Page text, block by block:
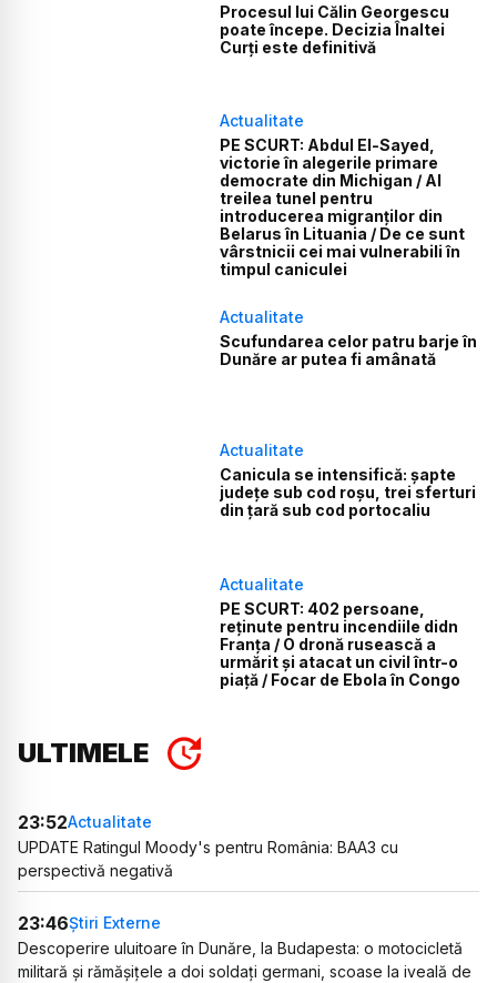
Procesul lui Călin Georgescu
poate începe. Decizia Înaltei
Curți este definitivă
Actualitate
PE SCURT: Abdul El-Sayed,
victorie în alegerile primare
democrate din Michigan / Al
treilea tunel pentru
introducerea migranților din
Belarus în Lituania / De ce sunt
vârstnicii cei mai vulnerabili în
timpul caniculei
Actualitate
Scufundarea celor patru barje în
Dunăre ar putea fi amânată
Actualitate
Canicula se intensifică: șapte
județe sub cod roșu, trei sferturi
din țară sub cod portocaliu
Actualitate
PE SCURT: 402 persoane,
reținute pentru incendiile didn
Franța / O dronă rusească a
urmărit și atacat un civil într-o
piață / Focar de Ebola în Congo
ULTIMELE
23:52Actualitate
UPDATE Ratingul Moody's pentru România: BAA3 cu
perspectivă negativă
23:46Știri Externe
Descoperire uluitoare în Dunăre, la Budapesta: o motocicletă
militară și rămășițele a doi soldați germani, scoase la iveală de